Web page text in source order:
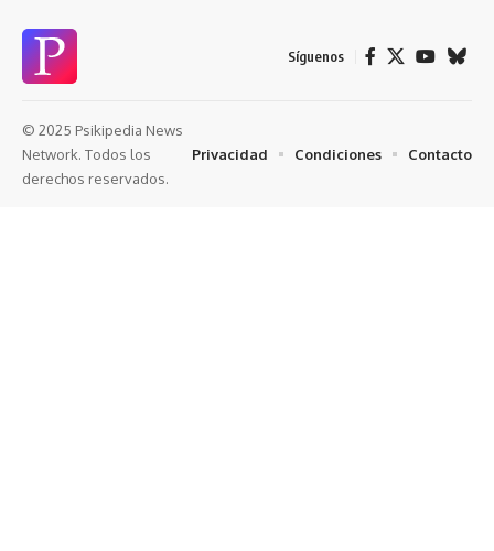
Síguenos
© 2025 Psikipedia News
Network. Todos los
derechos reservados.
Privacidad Condiciones Contacto